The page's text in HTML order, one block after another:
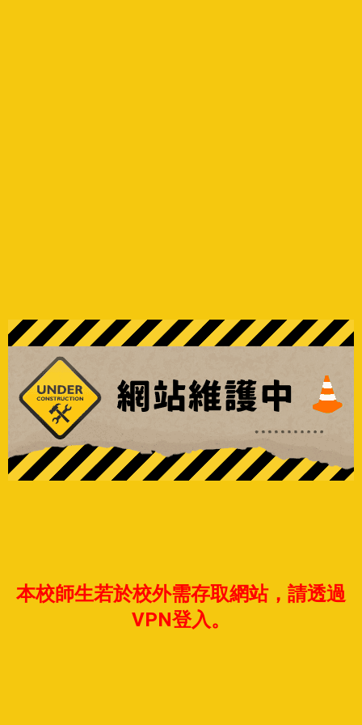
本校師生若於校外需存取網站，請透過
VPN登入。